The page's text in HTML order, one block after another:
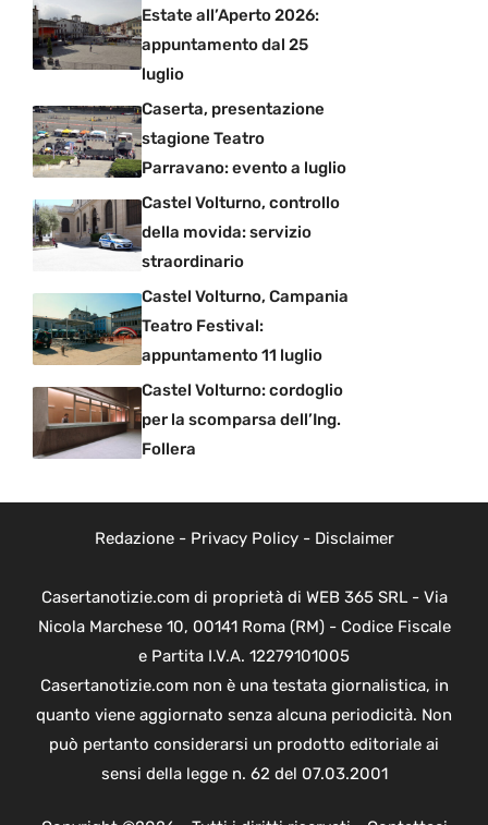
Estate all’Aperto 2026:
appuntamento dal 25
luglio
Caserta, presentazione
stagione Teatro
Parravano: evento a luglio
Castel Volturno, controllo
della movida: servizio
straordinario
Castel Volturno, Campania
Teatro Festival:
appuntamento 11 luglio
Castel Volturno: cordoglio
per la scomparsa dell’Ing.
Follera
Redazione- Privacy Policy- Disclaimer
Casertanotizie.com di proprietà di WEB 365 SRL - Via
Nicola Marchese 10, 00141 Roma (RM) - Codice Fiscale
e Partita I.V.A. 12279101005
Casertanotizie.com non è una testata giornalistica, in
quanto viene aggiornato senza alcuna periodicità. Non
può pertanto considerarsi un prodotto editoriale ai
sensi della legge n. 62 del 07.03.2001